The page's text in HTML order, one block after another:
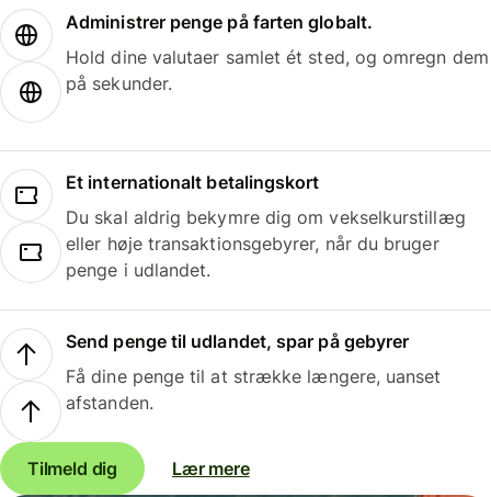
Administrer penge på farten globalt.
Hold dine valutaer samlet ét sted, og omregn dem
på sekunder.
Et internationalt betalingskort
Du skal aldrig bekymre dig om vekselkurstillæg
eller høje transaktionsgebyrer, når du bruger
penge i udlandet.
Send penge til udlandet, spar på gebyrer
Få dine penge til at strække længere, uanset
afstanden.
Tilmeld dig Lær mere